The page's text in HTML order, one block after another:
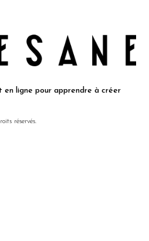
en ligne pour apprendre à créer
réservés.